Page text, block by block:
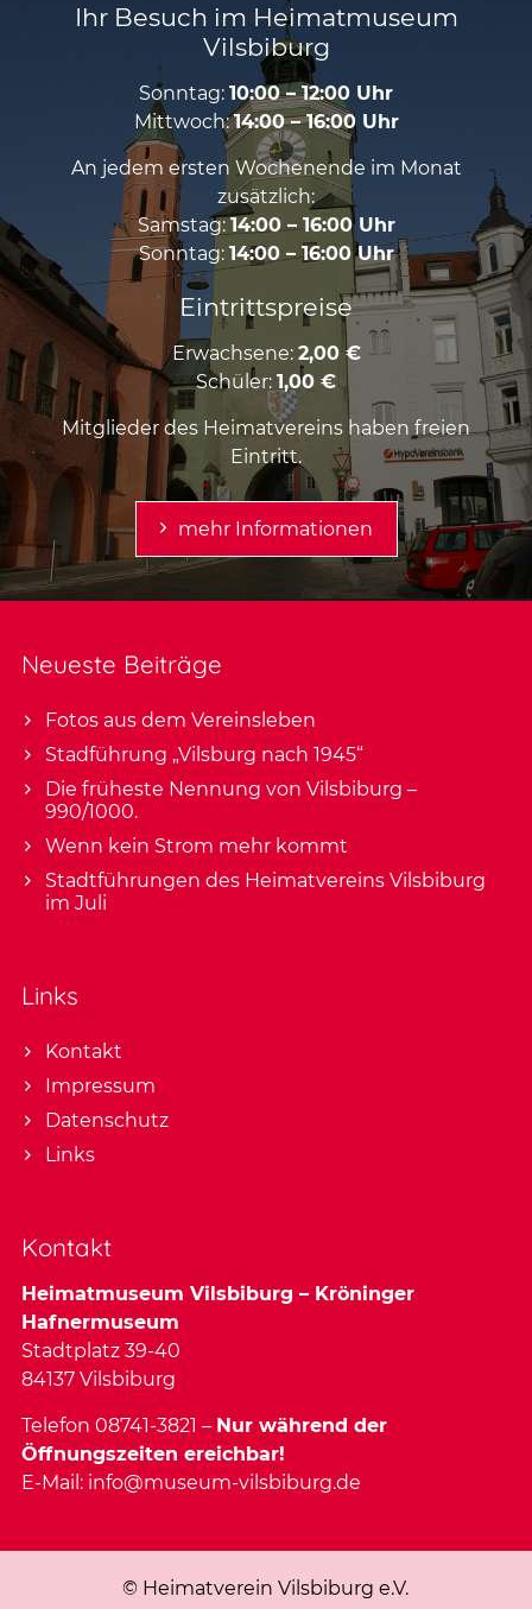
Ihr Besuch im Heimatmuseum
Vilsbiburg
Sonntag: 10:00 – 12:00 Uhr
Mittwoch:14:00 – 16:00 Uhr
An jedem ersten Wochenende im Monat
zusätzlich:
Samstag:14:00 – 16:00 Uhr
Sonntag: 14:00 – 16:00 Uhr
Eintrittspreise
Erwachsene: 2,00 €
Schüler: 1,00 €
Mitglieder des Heimatvereins haben freien
Eintritt.
mehr Informationen
Neueste Beiträge
Fotos aus dem Vereinsleben
Stadführung „Vilsburg nach 1945“
Die früheste Nennung von Vilsbiburg –
990/1000.
Wenn kein Strom mehr kommt
Stadtführungen des Heimatvereins Vilsbiburg
im Juli
Links
Kontakt
Impressum
Datenschutz
Links
Kontakt
Heimatmuseum Vilsbiburg – Kröninger
Hafnermuseum
Stadtplatz 39-40
84137 Vilsbiburg
Telefon 08741-3821 – Nur während der
Öffnungszeiten ereichbar!
E-Mail: info@museum-vilsbiburg.de
© Heimatverein Vilsbiburg e.V.